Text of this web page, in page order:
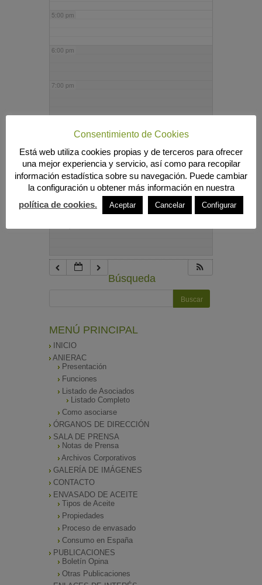
5:00 pm
6:00 pm
7:00 pm
9:00 pm
10:00 pm
Búsqueda
MENÚ PRINCIPAL
INICIO
ANIERAC
Presentación
Funciones
Listado de Asociados
Listado Completo
Como asociarse
ÓRGANOS DE DIRECCIÓN
SALA DE PRENSA
Notas de Prensa
Archivos Corporativos
GALERÍA DE IMÁGENES
CONTACTO
ENVASADO DE ACEITE
Tipos de Aceite
Propiedades
Proceso de envasado
Consumo en España
PUBLICACIONES
Boletín Opina
Otras Publicaciones
Consentimiento de Cookies
Está web utiliza cookies propias y de terceros para ofrecer
una mejor experiencia y servicio, así como para recopilar
información estadística sobre su navegación. Puede cambiar
la configuración u obtener más información en nuestra
política de cookies.
Aceptar Cancelar Configurar